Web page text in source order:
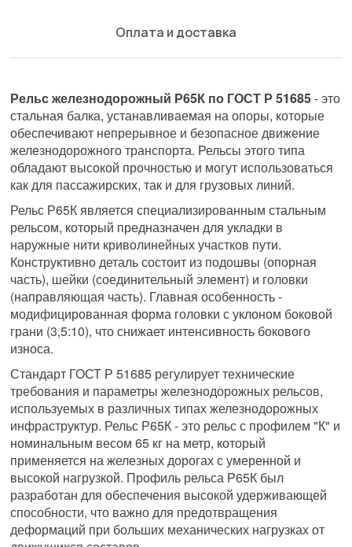
Оплата и доставка
Рельс железнодорожный Р65К по ГОСТ Р 51685- это
стальная балка, устанавливаемая на опоры, которые
обеспечивают непрерывное и безопасное движение
железнодорожного транспорта. Рельсы этого типа
обладают высокой прочностью и могут использоваться
как для пассажирских, так и для грузовых линий.
Рельс Р65К является специализированным стальным
рельсом, который предназначен для укладки в
наружные нити криволинейных участков пути.
Конструктивно деталь состоит из подошвы (опорная
часть), шейки (соединительный элемент) и головки
(направляющая часть). Главная особенность -
модифицированная форма головки с уклоном боковой
грани (3,5:10), что снижает интенсивность бокового
износа.
Стандарт ГОСТ Р 51685 регулирует технические
требования и параметры железнодорожных рельсов,
используемых в различных типах железнодорожных
инфраструктур. Рельс Р65К - это рельс с профилем "К" и
номинальным весом 65 кг на метр, который
применяется на железных дорогах с умеренной и
высокой нагрузкой. Профиль рельса Р65К был
разработан для обеспечения высокой удерживающей
способности, что важно для предотвращения
деформаций при больших механических нагрузках от